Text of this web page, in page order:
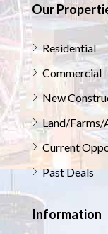
Our
Residential
Commercial
New
Land/
Current
Past Deals
Information